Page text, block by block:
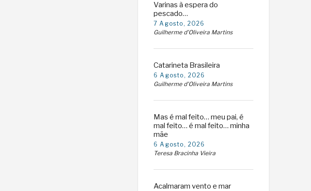
Varinas à espera do
pescado…
7 Agosto, 2026
Guilherme d'Oliveira Martins
Catarineta Brasileira
6 Agosto, 2026
Guilherme d'Oliveira Martins
Mas é mal feito… meu pai, é
mal feito… é mal feito… minha
mãe
6 Agosto, 2026
Teresa Bracinha Vieira
Acalmaram vento e mar